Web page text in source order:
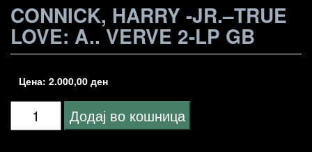
CONNICK, HARRY -JR.–TRUE
LOVE: A.. VERVE 2-LP GB
Цена: 2.000,00 ден
Connick, Додај во кошница